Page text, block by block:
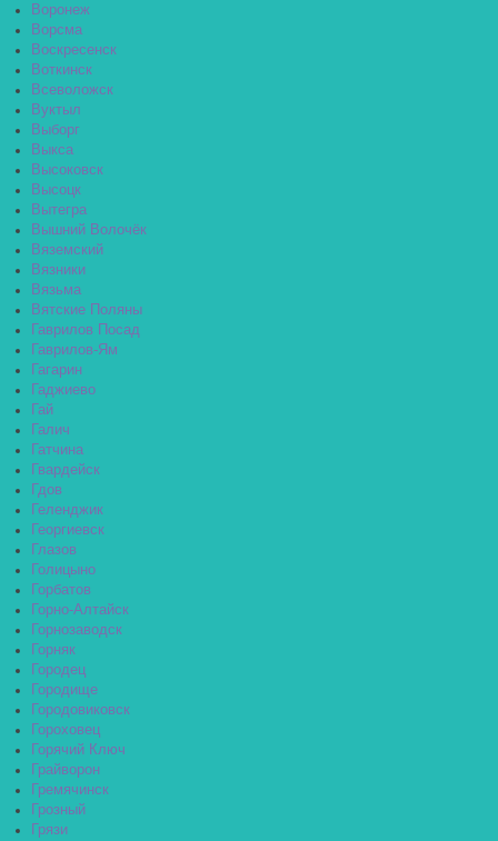
Воронеж
Ворсма
Воскресенск
Воткинск
Всеволожск
Вуктыл
Выборг
Выкса
Высоковск
Высоцк
Вытегра
Вышний Волочёк
Вяземский
Вязники
Вязьма
Вятские Поляны
Гаврилов Посад
Гаврилов-Ям
Гагарин
Гаджиево
Гай
Галич
Гатчина
Гвардейск
Гдов
Геленджик
Георгиевск
Глазов
Голицыно
Горбатов
Горно-Алтайск
Горнозаводск
Горняк
Городец
Городище
Городовиковск
Гороховец
Горячий Ключ
Грайворон
Гремячинск
Грозный
Грязи